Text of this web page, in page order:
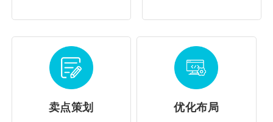
卖点策划 优化布局